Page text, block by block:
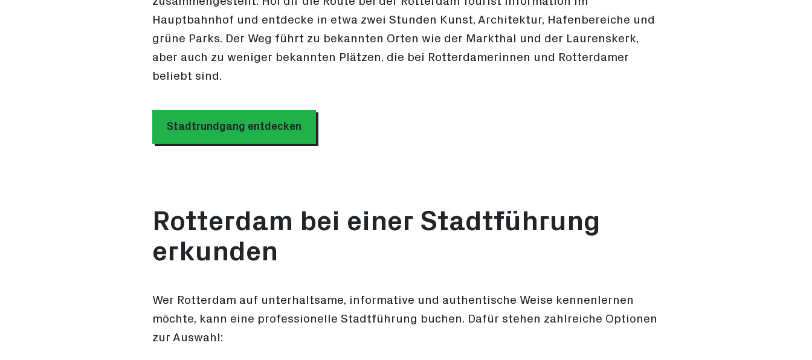
Hauptbahnhof und entdecke in etwa zwei Stunden Kunst, Architektur, Hafenbereiche und
grüne Parks. Der Weg führt zu bekannten Orten wie der Markthal und der Laurenskerk,
aber auch zu weniger bekannten Plätzen, die bei Rotterdamerinnen und Rotterdamer
beliebt sind.
Stadtrundgang entdecken
Rotterdam bei einer Stadtführung
erkunden
Wer Rotterdam auf unterhaltsame, informative und authentische Weise kennenlernen
möchte, kann eine professionelle Stadtführung buchen. Dafür stehen zahlreiche Optionen
zur Auswahl: